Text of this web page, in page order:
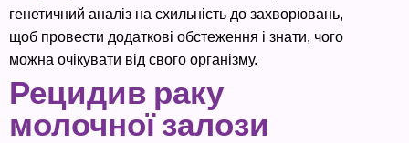
генетичний аналіз на схильність до захворювань,
щоб провести додаткові обстеження і знати, чого
можна очікувати від свого організму.
Рецидив раку
молочної залози